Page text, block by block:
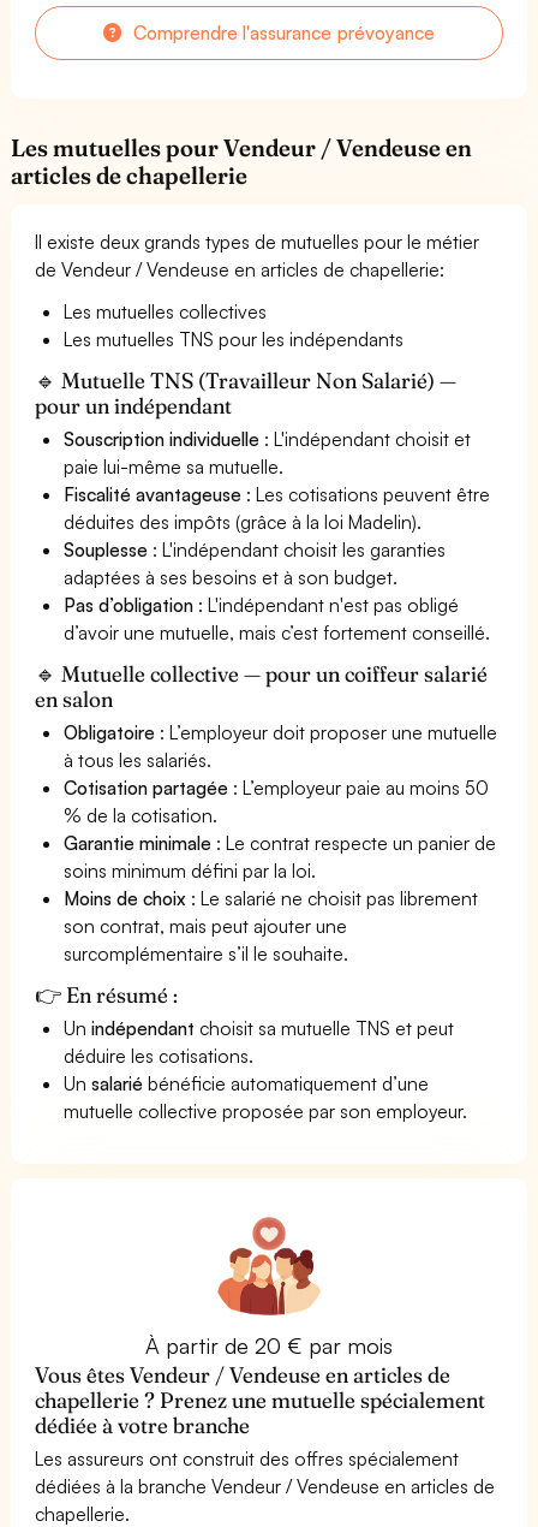
Comprendre l'assurance prévoyance
Les mutuelles pour Vendeur / Vendeuse en
articles de chapellerie
Il existe deux grands types de mutuelles pour le métier
de Vendeur / Vendeuse en articles de chapellerie:
Les mutuelles collectives
Les mutuelles TNS pour les indépendants
🔹 Mutuelle TNS (Travailleur Non Salarié) —
pour un indépendant
Souscription individuelle : L'indépendant choisit et
paie lui-même sa mutuelle.
Fiscalité avantageuse : Les cotisations peuvent être
déduites des impôts (grâce à la loi Madelin).
Souplesse : L'indépendant choisit les garanties
adaptées à ses besoins et à son budget.
Pas d’obligation : L'indépendant n'est pas obligé
d’avoir une mutuelle, mais c’est fortement conseillé.
🔹 Mutuelle collective — pour un coiffeur salarié
en salon
Obligatoire : L’employeur doit proposer une mutuelle
à tous les salariés.
Cotisation partagée : L’employeur paie au moins 50
% de la cotisation.
Garantie minimale : Le contrat respecte un panier de
soins minimum défini par la loi.
Moins de choix : Le salarié ne choisit pas librement
son contrat, mais peut ajouter une
surcomplémentaire s’il le souhaite.
👉 En résumé :
Unindépendant choisit sa mutuelle TNS et peut
déduire les cotisations.
Unsalarié bénéficie automatiquement d’une
mutuelle collective proposée par son employeur.
À partir de 20 € par mois
Vous êtes Vendeur / Vendeuse en articles de
chapellerie ? Prenez une mutuelle spécialement
dédiée à votre branche
Les assureurs ont construit des offres spécialement
dédiées à la branche Vendeur / Vendeuse en articles de
chapellerie.